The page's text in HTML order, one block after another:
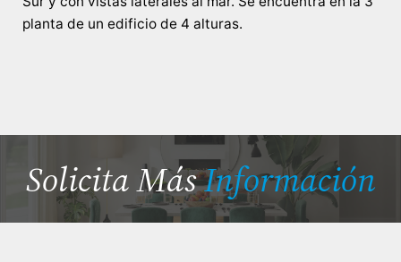
planta de un edificio de 4 alturas.
Solicita MásInformación